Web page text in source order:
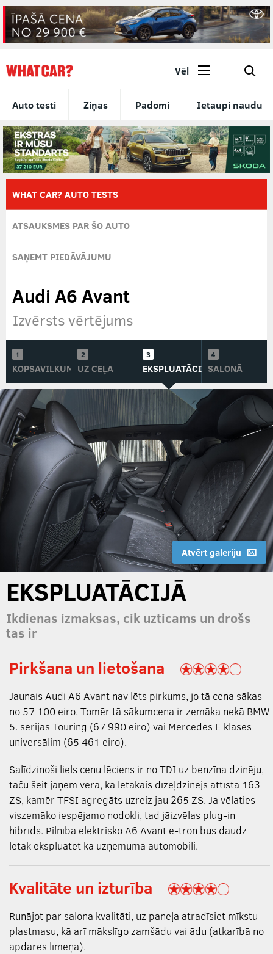
Auto testi Ziņas Padomi Ietaupi naudu
Vēl 🔎
WHAT CAR? AUTO TESTS
ATSAUKSMES PAR ŠO AUTO
SAŅEMT PIEDĀVĀJUMU
Audi A6 Avant
Izvērsts vērtējums
KOPSAVILKUMSUZ CEĻA EKSPLUATĀCIJĀSALONĀ
Atvērt galeriju
EKSPLUATĀCIJĀ
Ikdienas izmaksas, cik uzticams un drošs
tas ir
Pirkšana un lietošana
Jaunais Audi A6 Avant nav lēts pirkums, jo tā cena sākas
no 57 100 eiro. Tomēr tā sākumcena ir zemāka nekā BMW
5. sērijas Touring (67 990 eiro) vai Mercedes E klases
universālim (65 461 eiro).
Salīdzinoši liels cenu lēciens ir no TDI uz benzīna dzinēju,
taču šeit jāņem vērā, ka lētākais dīzeļdzinējs attīsta 163
ZS, kamēr TFSI agregāts uzreiz jau 265 ZS. Ja vēlaties
viszemāko iespējamo nodokli, tad jāizvēlas plug-in
hibrīds. Pilnībā elektrisko A6 Avant e-tron būs daudz
lētāk ekspluatēt kā uzņēmuma automobili.
Kvalitāte un izturība
Runājot par salona kvalitāti, uz paneļa atradīsiet mīkstu
plastmasu, kā arī mākslīgo zamšādu vai ādu (atkarībā no
apdares līmeņa).